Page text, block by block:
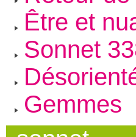
Être et
Sonnet
Gemmes